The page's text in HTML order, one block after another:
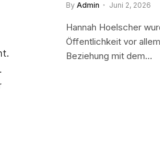
By Admin Juni 2, 2026
Hannah Hoelscher
Öffentlichkeit vor
Beziehung mit dem…